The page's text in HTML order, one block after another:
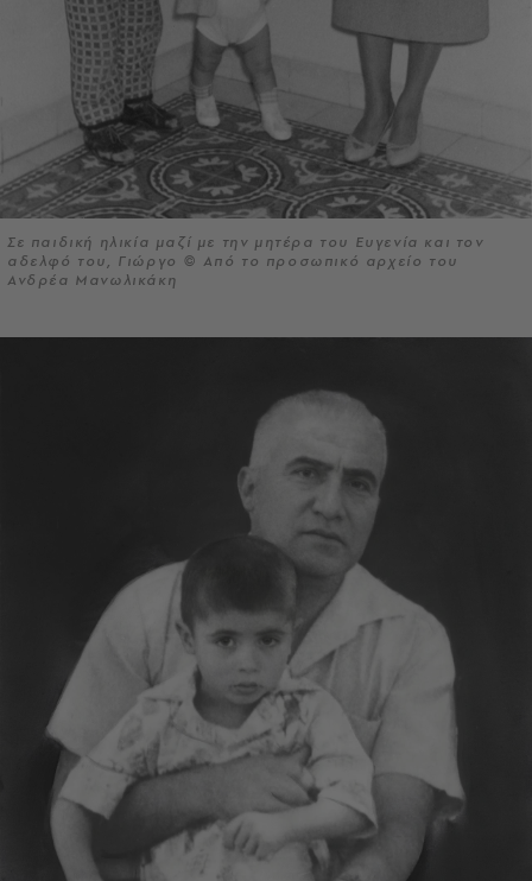
Σε παιδική ηλικία μαζί με την μητέρα του Ευγενία και τον
αδελφό του, Γιώργο © Από το προσωπικό αρχείο του
Ανδρέα Μανωλικάκη